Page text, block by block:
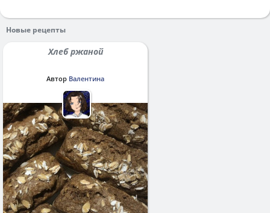
Новые рецепты
Хлеб ржаной
Автор Валентина